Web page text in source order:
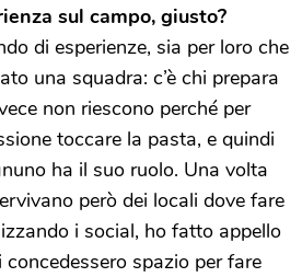
sul campo, giusto?
di esperienze, sia per loro che
una squadra: c’è chi prepara
non riescono perché per
toccare la pasta, e quindi
ha il suo ruolo. Una volta
però dei locali dove fare
i social, ho fatto appello
spazio per fare